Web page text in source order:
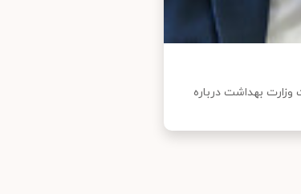
وزارت بهداشت درباره